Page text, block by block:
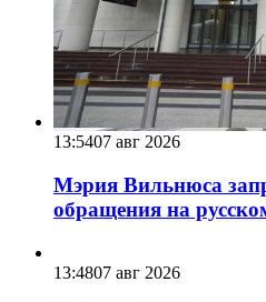
13:5407 авг 2026
Мэрия Вильнюса
обращения на
13:4807 авг 2026